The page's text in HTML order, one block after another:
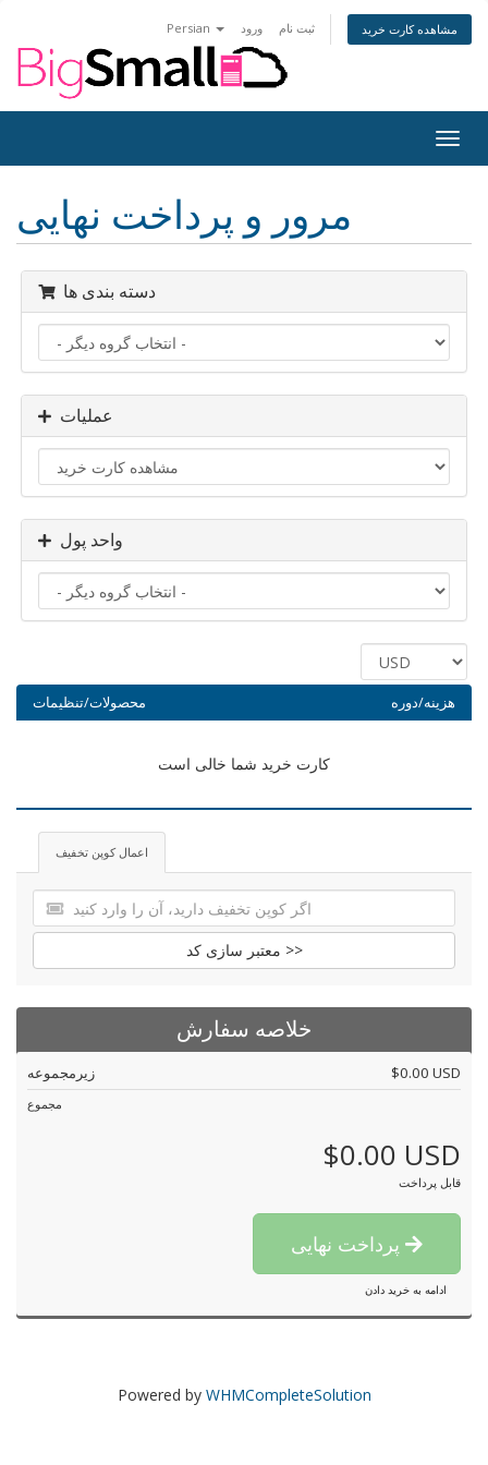
Persian ورود ثبت نام مشاهده کارت خرید
مرور و پرداخت نهایی
دسته بندی ها
عملیات
واحد پول
محصولات/تنظیمات هزینه/دوره
کارت خرید شما خالی است
اعمال کوپن تخفیف
معتبر سازی کد >>
خلاصه سفارش
زیرمجموعه $0.00 USD
مجموع
$0.00 USD
قابل پرداخت
ادامه به خرید دادن
Powered by WHMCompleteSolution